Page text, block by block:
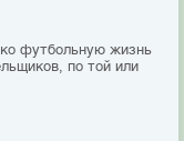
футбольную жизнь
по той или